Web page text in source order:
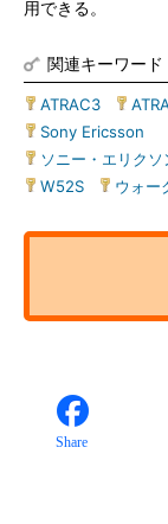
用できる。
関連キーワード
ATRAC3
Sony Ericsson
ソニー・エリク
W52S
ウォー
Share